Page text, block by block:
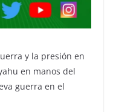
y la presión en
en manos del
guerra en el